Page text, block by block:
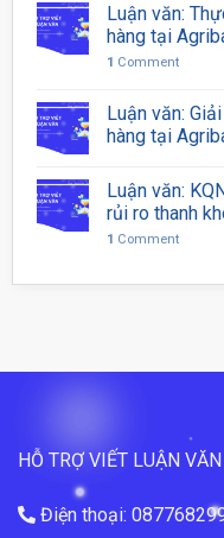
Luận văn:
hàng tại
1 Comment
Luận văn:
hàng tại
Luận văn:
rủi ro thanh
1 Comment
HỖ TRỢ VIẾT LUẬN VĂN
Điện thoại: